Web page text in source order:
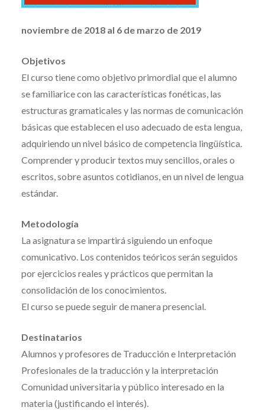
noviembre de 2018 al 6 de marzo de 2019
Objetivos
El curso tiene como objetivo primordial que el alumno
se familiarice con las características fonéticas, las
estructuras gramaticales y las normas de comunicación
básicas que establecen el uso adecuado de esta lengua,
adquiriendo un nivel básico de competencia lingüística.
Comprender y producir textos muy sencillos, orales o
escritos, sobre asuntos cotidianos, en un nivel de lengua
estándar.
Metodología
La asignatura se impartirá siguiendo un enfoque
comunicativo. Los contenidos teóricos serán seguidos
por ejercicios reales y prácticos que permitan la
consolidación de los conocimientos.
El curso se puede seguir de manera presencial.
Destinatarios
Alumnos y profesores de Traducción e Interpretación
Profesionales de la traducción y la interpretación
Comunidad universitaria y público interesado en la
materia (justificando el interés).